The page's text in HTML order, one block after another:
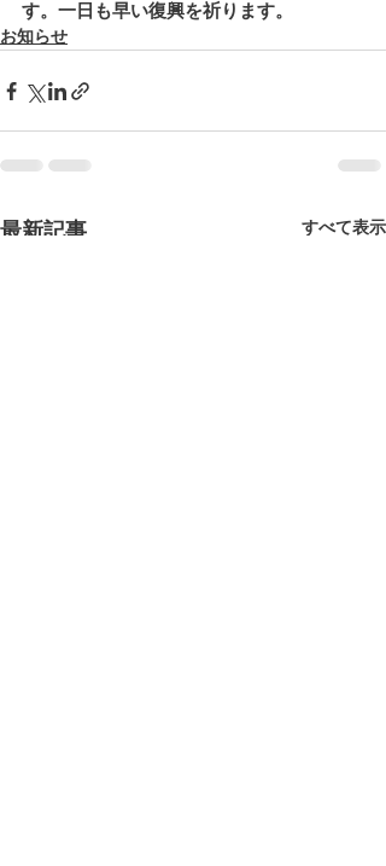
す。一日も早い復興を祈ります。
お知らせ
最新記事 すべて表示